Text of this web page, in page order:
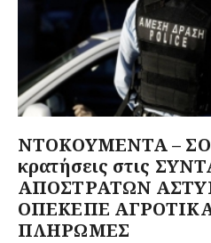
ΝΤΟΚΟΥΜΕΝΤΑ – ΣΟΚ
κρατήσεις στις
ΑΠΟΣΤΡΑΤΩΝ
ΟΠΕΚΕΠΕ
ΠΛΗΡΩΜΕΣ